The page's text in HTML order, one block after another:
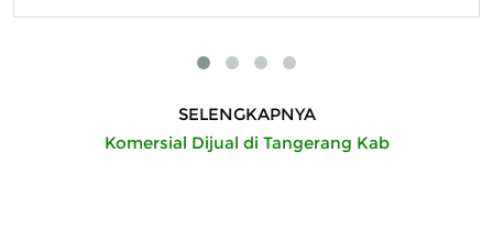
SELENGKAPNYA
Komersial Dijual di Tangerang Kab